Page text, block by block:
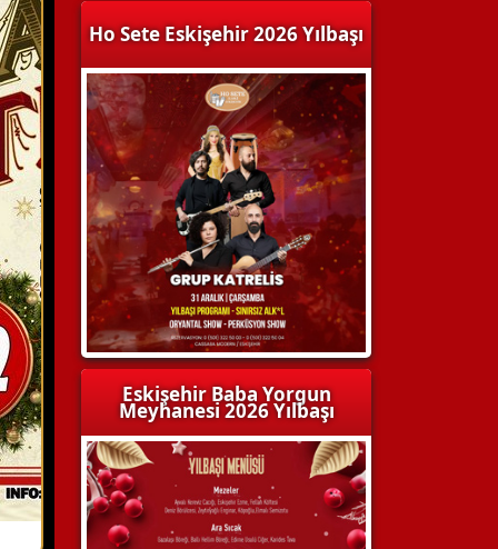
Ho Sete Eskişehir 2026 Yılbaşı
Eskişehir Baba Yorgun
Meyhanesi 2026 Yılbaşı